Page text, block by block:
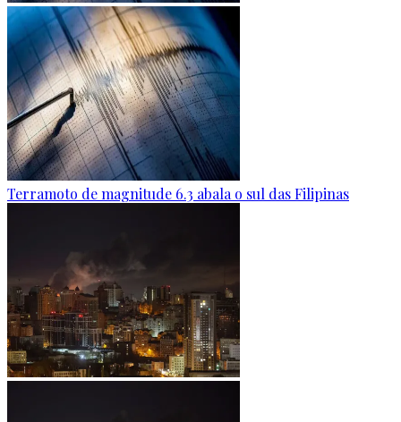
Terramoto de magnitude 6.3 abala o sul das Filipinas